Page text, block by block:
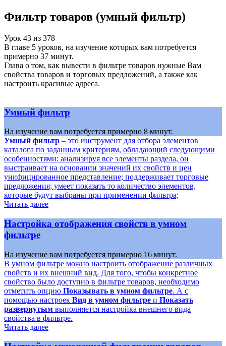
Фильтр товаров (умный фильтр)
Урок 43 из 378
В главе 5 уроков, на изучение которых вам потребуется
примерно 37 минут.
Глава о том, как вывести в фильтре товаров нужные Вам
свойства товаров и торговых предложений, а также как
настроить красивые адреса.
Умный фильтр
На изучение вам потребуется примерно 8 минут.
Умный фильтр – это инструмент для отбора элементов
каталога по заданным критериям, обладающий следующими
особенностями: анализируя все элементы раздела, он
выстраивает на основании значений их свойств и цен
унифицированное представление; поддерживает торговые
предложения; умеет показать то количество элементов,
которые будут выбраны при применении фильтра;
Читать далее
Настройка отображения свойств в умном
фильтре
На изучение вам потребуется примерно 16 минут.
В умном фильтре можно настроить отображение различных
свойств и их внешний вид. Для того, чтобы конкретное
свойство было доступно в фильтре товаров, необходимо
отметить опцию Показывать в умном фильтре. А с
помощью настроек Вид в умном фильтре и Показать
развернутым выполняется настройка внешнего вида
свойства в фильтре.
Читать далее